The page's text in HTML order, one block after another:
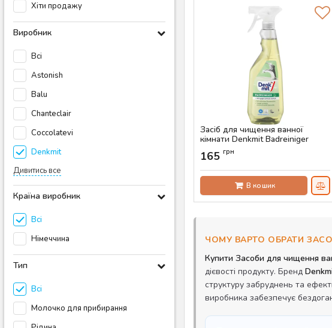
Хіти продажу
Виробник
Всі
Astonish
Balu
Chanteclair
Coccolatevi
Denkmit
Дивитись все
Країна виробник
Всі
Німеччина
Тип
Всі
Молочко для прибирання
Засіб для чищення ванної
кімнати Denkmit Badreiniger
Nature, 750 мл
Артикул:
165 грн
В кошик
ЧОМУ ВАРТО ОБРАТИ
Купити Засоби для чищення
дієвості продукту. Бренд
структуру забруднень та
виробника забезпечує